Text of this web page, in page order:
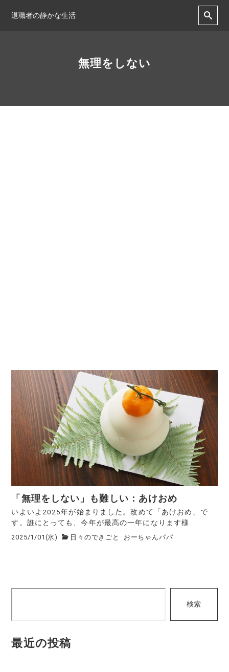
退職者の静かな生活
無理をしない
「無理をしない」も難しい：あけおめ
いよいよ2025年が始まりました。改めて「あけおめ」で
す。誰にとっても、今年が最高の一年になります様...
2025/1/01(水) 日々のできごと おーちゃんパパ
検索
最近の投稿